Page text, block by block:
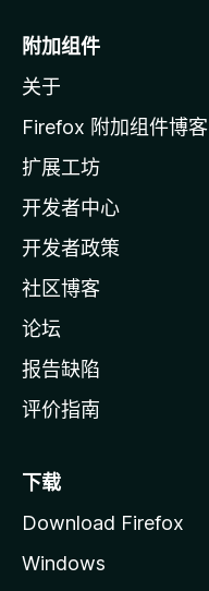
o
i
l
a
主
页
附加组件
关于
Firefox 附加组件博客
扩展工坊
开发者中心
开发者政策
社区博客
论坛
报告缺陷
评价指南
下载
Download Firefox
Windows